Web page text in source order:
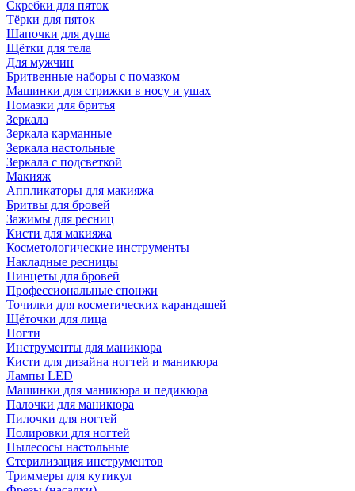
Скребки для пяток
Тёрки для пяток
Шапочки для душа
Щётки для тела
Для мужчин
Бритвенные наборы с помазком
Машинки для стрижки в носу и ушах
Помазки для бритья
Зеркала
Зеркала карманные
Зеркала настольные
Зеркала с подсветкой
Макияж
Аппликаторы для макияжа
Бритвы для бровей
Зажимы для ресниц
Кисти для макияжа
Косметологические инструменты
Накладные ресницы
Пинцеты для бровей
Профессиональные спонжи
Точилки для косметических карандашей
Щёточки для лица
Ногти
Инструменты для маникюра
Кисти для дизайна ногтей и маникюра
Лампы LED
Машинки для маникюра и педикюра
Палочки для маникюра
Пилочки для ногтей
Полировки для ногтей
Пылесосы настольные
Стерилизация инструментов
Триммеры для кутикул